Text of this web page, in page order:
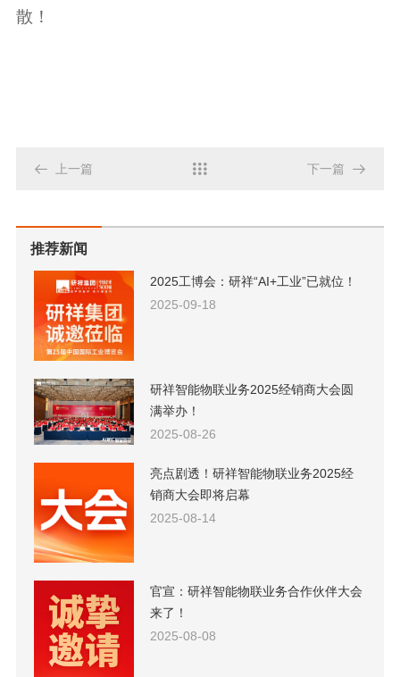
散！
 上一篇  下一篇 
推荐新闻
2025工博会：研祥“AI+工业”已就位！
2025-09-18
研祥智能物联业务2025经销商大会圆
满举办！
2025-08-26
亮点剧透！研祥智能物联业务2025经
销商大会即将启幕
2025-08-14
官宣：研祥智能物联业务合作伙伴大会
来了！
2025-08-08